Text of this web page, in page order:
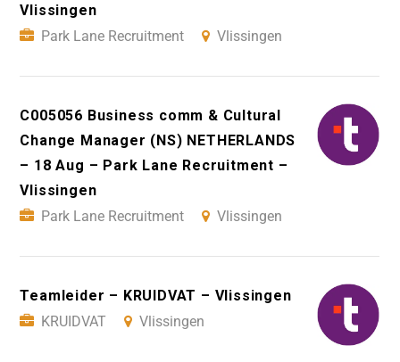
Vlissingen
Park Lane Recruitment
Vlissingen
C005056 Business comm & Cultural
Change Manager (NS) NETHERLANDS
– 18 Aug – Park Lane Recruitment –
Vlissingen
Park Lane Recruitment
Vlissingen
Teamleider – KRUIDVAT – Vlissingen
KRUIDVAT
Vlissingen